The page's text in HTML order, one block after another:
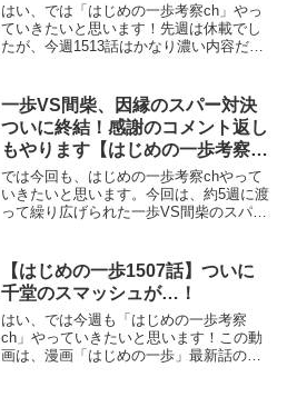
はい、では「はじめの一歩考察ch」やっ
ていきたいと思います！先週は休載でし
たが、今週1513話はかなり濃い内容だっ
堂がオープンガードで相打ち狙いを敢行
し始めたところです...
一歩VS間柴、因縁のスパー対決
ついに終結！感謝のコメント返し
もやります【はじめの一歩考察ネ
タバレ】
では今回も、はじめの一歩考察chやって
いきたいと思います。今回は、約5週に渡
って繰り広げられた一歩VS間柴のスパー
いて私の感想と、カンタンに概要を解説
して、後半からは1...
【はじめの一歩1507話】ついに
千堂のスマッシュが…！
はい、では今週も「はじめの一歩考察
ch」やっていきたいと思います！この動
画は、漫画「はじめの一歩」最新話のネ